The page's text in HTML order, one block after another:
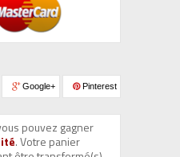
Google+ Pinterest
pouvez gagner
. Votre panier